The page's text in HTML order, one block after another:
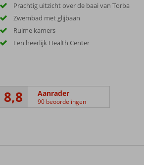
Prachtig uitzicht over de baai van Torba
Zwembad met glijbaan
Ruime kamers
Een heerlijk Health Center
8,8 Aanrader
90 beoordelingen